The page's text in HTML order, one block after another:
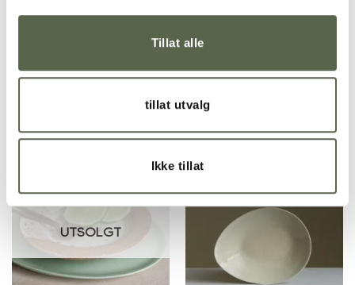
Tillat alle
tillat utvalg
Ikke tillat
Legg i
UTSOLGT